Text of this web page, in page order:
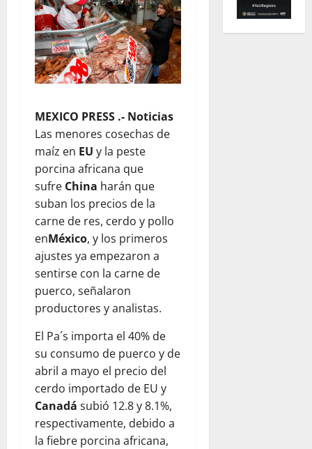
MEXICO PRESS .- Noticias
Las menores cosechas de
maíz en EU y la peste
porcina africana que
sufre China harán que
suban los precios de la
carne de res, cerdo y pollo
enMéxico, y los primeros
ajustes ya empezaron a
sentirse con la carne de
puerco, señalaron
productores y analistas.
El Pa´s importa el 40% de
su consumo de puerco y de
abril a mayo el precio del
cerdo importado de EU y
Canadá subió 12.8 y 8.1%,
respectivamente, debido a
la fiebre porcina africana,